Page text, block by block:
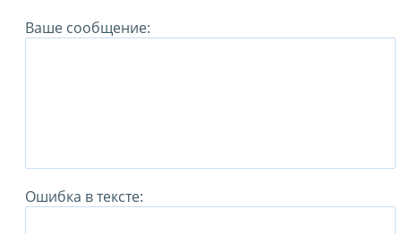
Ваше сообщение:
Ошибка в тексте: